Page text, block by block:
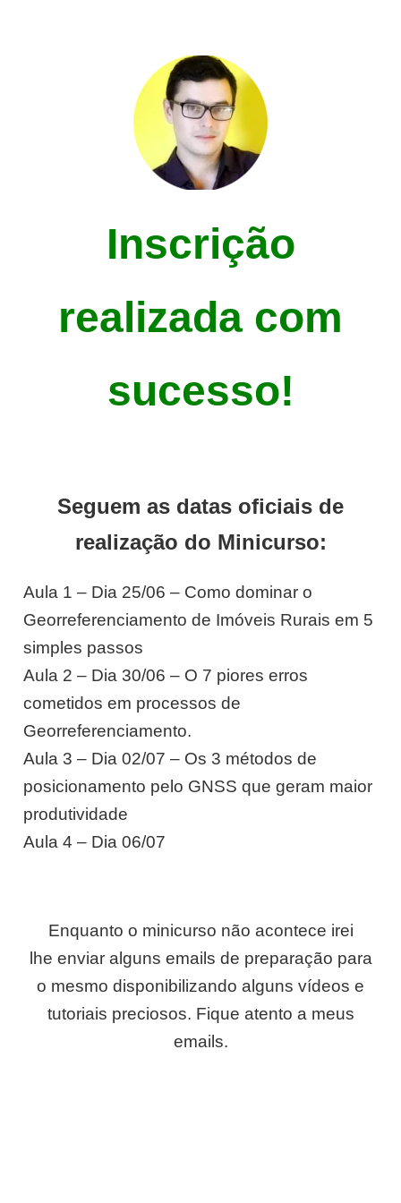
Inscrição
realizada com
sucesso!
Seguem as datas oficiais de
realização do Minicurso:
Aula 1 – Dia 25/06 – Como dominar o
Georreferenciamento de Imóveis Rurais em 5
simples passos
Aula 2 – Dia 30/06 – O 7 piores erros
cometidos em processos de
Georreferenciamento.
Aula 3 – Dia 02/07 – Os 3 métodos de
posicionamento pelo GNSS que geram maior
produtividade
Aula 4 – Dia 06/07
Enquanto o minicurso não acontece irei
lhe enviar alguns emails de preparação para
o mesmo disponibilizando alguns vídeos e
tutoriais preciosos. Fique atento a meus
emails.